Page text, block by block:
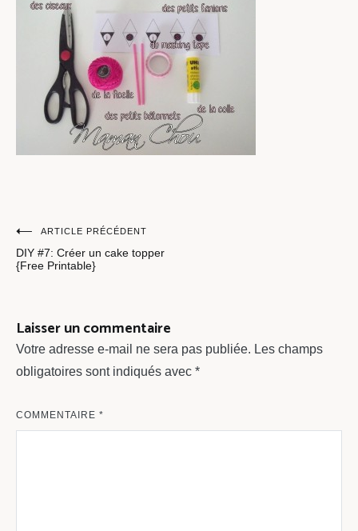
Navigation
de
ARTICLE PRÉCÉDENT
DIY #7: Créer un cake topper
{Free Printable}
Laisser un commentaire
Votre adresse e-mail ne sera pas publiée. Les champs
obligatoires sont indiqués avec *
COMMENTAIRE *